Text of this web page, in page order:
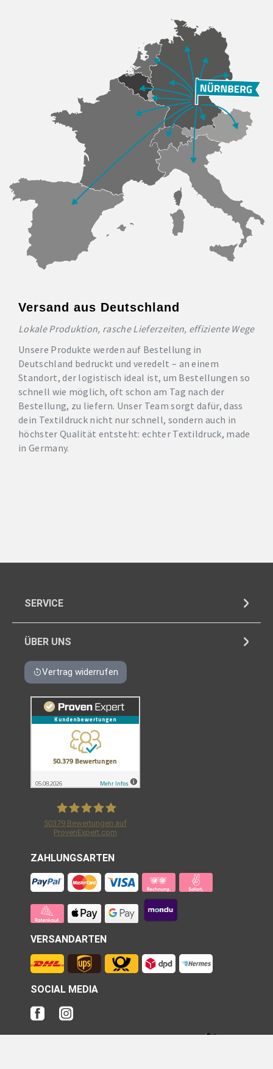
Versand aus Deutschland
Lokale Produktion, rasche Lieferzeiten, effiziente Wege
Unsere Produkte werden auf Bestellung in
Deutschland bedruckt und veredelt – an einem
Standort, der logistisch ideal ist, um Bestellungen so
schnell wie möglich, oft schon am Tag nach der
Bestellung, zu liefern. Unser Team sorgt dafür, dass
dein Textildruck nicht nur schnell, sondern auch in
höchster Qualität entsteht: echter Textildruck, made
in Germany.
SERVICE
ÜBER UNS
Vertrag widerrufen
50379 Bewertungen auf
ProvenExpert.com
ZAHLUNGSARTEN
VERSANDARTEN
SOCIAL MEDIA
Unsere Produkte werden inDeutschland